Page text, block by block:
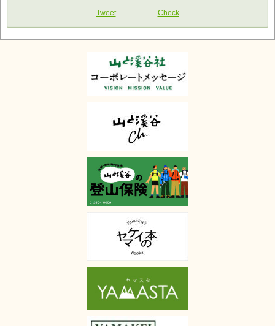
Tweet Check